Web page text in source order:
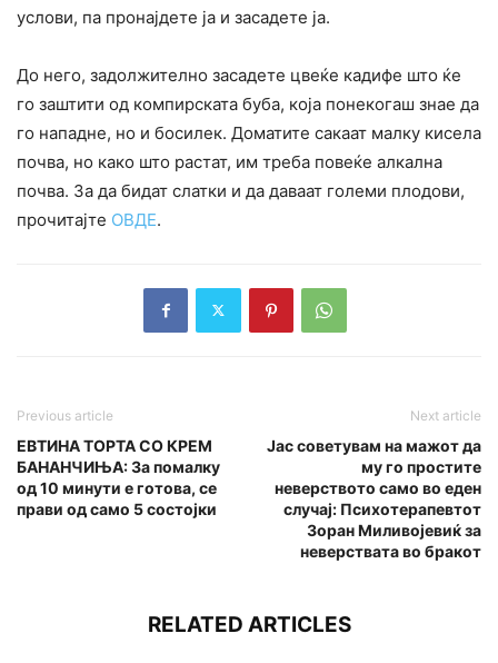
услови, па пронајдете ја и засадете ја.
До него, задолжително засадете цвеќе кадифе што ќе
го заштити од компирската буба, која понекогаш знае да
го нaпадне, но и босилек. Доматите сакаат малку кисела
почва, но како што растат, им треба повеќе алкална
почва. За да бидат слатки и да даваат големи плодови,
прочитајте ОВДЕ.
Previous article
ЕВТИНА ТОРТА СО КРЕМ
БАНАНЧИЊА: За помалку
од 10 минути е готова, се
прави од само 5 состојки
Next article
Јас советувам на мажот да
му го простите
неверството само во еден
случај: Психотерапевтот
Зоран Миливојевиќ за
неверствата во бракот
RELATED ARTICLES